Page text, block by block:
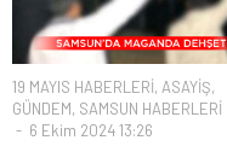
19 MAYIS HABERLERİ, ASAYİŞ,
GÜNDEM, SAMSUN HABERLERİ
6 Ekim 2024 13:26